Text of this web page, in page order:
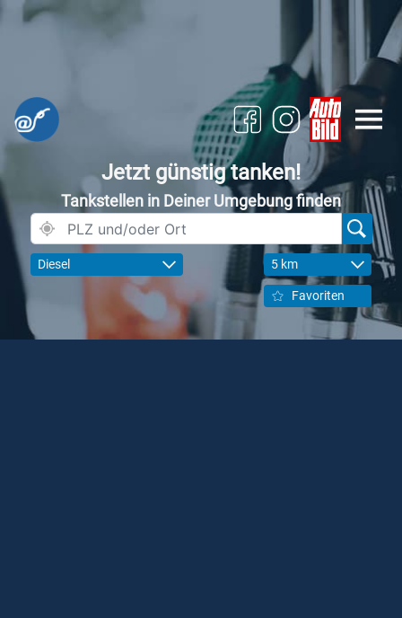
Jetzt günstig tanken!
Tankstellen in Deiner Umgebung finden
Diesel 5 km
Favoriten